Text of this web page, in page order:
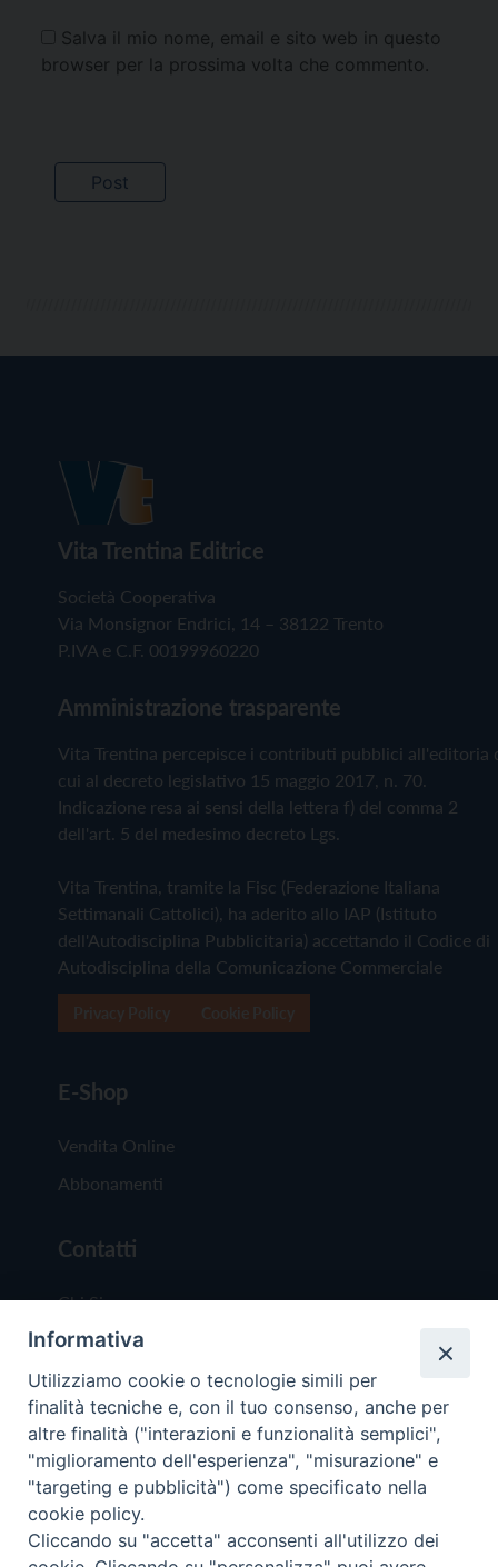
Salva il mio nome, email e sito web in questo
browser per la prossima volta che commento.
Vita Trentina Editrice
Società Cooperativa
Via Monsignor Endrici, 14 – 38122 Trento
P.IVA e C.F. 00199960220
Amministrazione trasparente
Vita Trentina percepisce i contributi pubblici all'editoria
cui al decreto legislativo 15 maggio 2017, n. 70.
Indicazione resa ai sensi della lettera f) del comma 2
dell'art. 5 del medesimo decreto Lgs.
Vita Trentina, tramite la Fisc (Federazione Italiana
Settimanali Cattolici), ha aderito allo IAP (Istituto
dell'Autodisciplina Pubblicitaria) accettando il Codice di
Autodisciplina della Comunicazione Commerciale
E-Shop
Vendita Online
Abbonamenti
Contatti
Chi Siamo
Redazione
Scrivici
Copyright © 2019 - Tutti i diritti riservati - Vita
Trentina Editrice
Informativa
Utilizziamo cookie o tecnologie simili per
finalità tecniche e, con il tuo consenso, anche per
altre finalità ("interazioni e funzionalità semplici",
"miglioramento dell'esperienza", "misurazione" e
"targeting e pubblicità") come specificato nella
cookie policy.
Cliccando su "accetta" acconsenti all'utilizzo dei